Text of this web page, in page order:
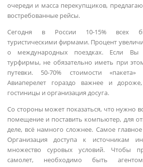
очереди и масса перекупщиков,
востребованные рейсы.
Сегодня в России 10-15% всех
туристическими фирмами. Процент
о международных поездках. Если Вы
турфирмы, не обязательно иметь при
путевки. 50-70% стоимости «пакета»
Авиаперелет гораздо важнее и
гостиницы и организация досуга.
Со стороны может показаться, что нужно
помещение и поставить компьютер, для
деле, всё намного сложнее. Самое
Организация доступа к источникам
множество суровых условий. Чтобы
самолет, необходимо быть